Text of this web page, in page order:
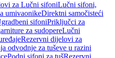
za Lučni sifoniLučni sifoni,
umivaonikeDirektni samočisteći
sifoniPriključci za
za sudopereLučni
Rezervni dijelovi za
odvodnje za tuševe u razini
Podni sifoni za tušRezervni